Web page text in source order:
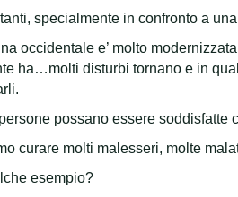
specialmente in confronto a
occidentale e’ molto
ha…molti disturbi tornano e in
possano essere soddisfatte
curare molti malesseri, molte
esempio?